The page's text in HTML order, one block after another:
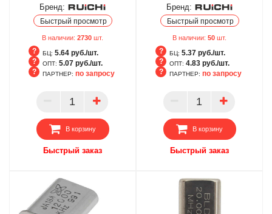
Бренд:
Быстрый просмотр
В наличии: 2730 шт.
БЦ: 5.64 руб./шт.
ОПТ: 5.07 руб./шт.
ПАРТНЕР
ПАРТНЕР: по запросу
В корзину
Быстрый заказ
Бренд:
Быстрый просмотр
В наличии: 50 шт.
БЦ: 5.37 руб./шт.
ОПТ: 4.83 руб./шт.
ПАРТНЕР
ПАРТНЕР: по запросу
В корзину
Быстрый заказ